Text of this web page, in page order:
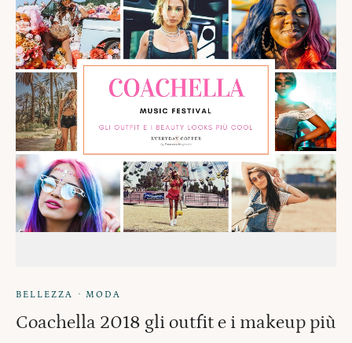
BELLEZZA · MODA
Coachella 2018 gli outfit e i makeup più